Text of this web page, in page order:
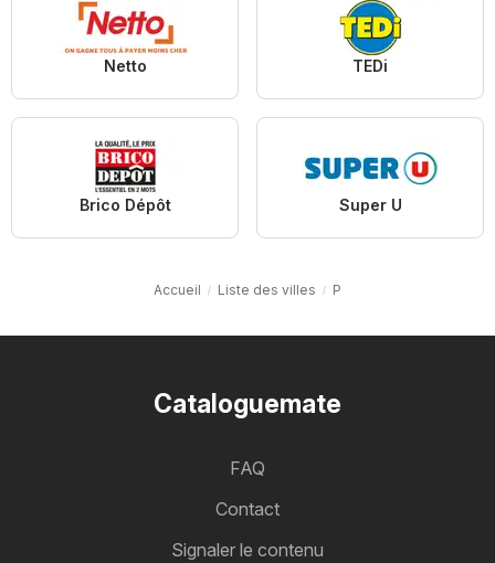
Netto TEDi
Brico Dépôt Super U
Accueil Liste des villes P
Cataloguemate
FAQ
Contact
Signaler le contenu